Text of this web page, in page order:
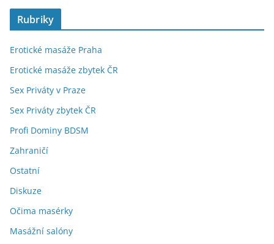
Rubriky
Erotické masáže Praha
Erotické masáže zbytek ČR
Sex Priváty v Praze
Sex Priváty zbytek ČR
Profi Dominy BDSM
Zahraničí
Ostatní
Diskuze
Očima masérky
Masážní salóny